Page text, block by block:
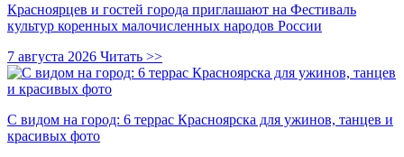
Красноярцев и гостей города приглашают на Фестиваль
культур коренных малочисленных народов России
7 августа 2026 Читать >>
С видом на город: 6 террас Красноярска для ужинов, танцев и
красивых фото